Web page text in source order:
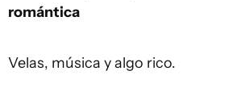
romántica
Velas, música y algo rico.